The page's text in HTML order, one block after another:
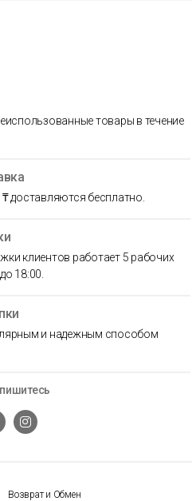
Возврат и Обмен
товары в течение
доставляются бесплатно.
клиентов работает 5 рабочих
18:00.
и надежным способом